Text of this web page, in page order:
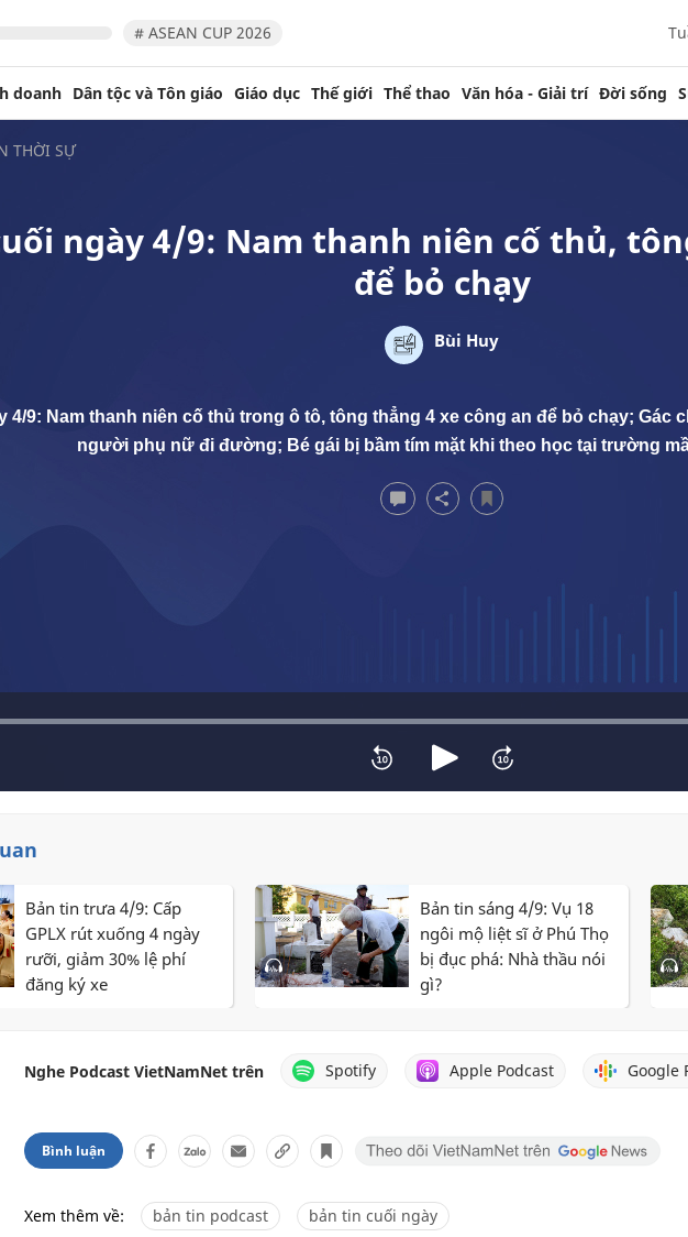
# ASEAN CUP 2026
doanh Dân tộc và Tôn giáo Giáo dục Thế giới Thể thao Văn hóa - Giải trí Đời sống
THỜI SỰ
ngày 4/9: Nam thanh niên cố thủ,
để bỏ chạy
Bùi Huy
4/9: Nam thanh niên cố thủ trong ô tô, tông thẳng 4 xe công an để bỏ chạy;
người phụ nữ đi đường; Bé gái bị bầm tím mặt khi theo học tại trường
Bản tin trưa 4/9: Cấp
GPLX rút xuống 4 ngày
rưỡi, giảm 30% lệ phí
đăng ký xe
Bản tin sáng 4/9: Vụ 18
ngôi mộ liệt sĩ ở Phú Thọ
bị đục phá: Nhà thầu nói
gì?
Nghe Podcast VietNamNet trên Spotify Apple Podcast Google
Bình luận
Xem thêm về: bản tin podcast bản tin cuối ngày